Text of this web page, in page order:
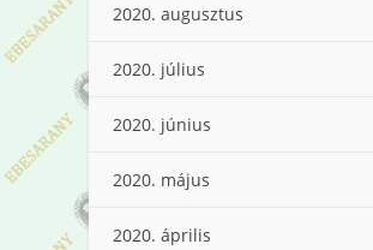
2020. augusztus
2020. július
2020. június
2020. május
2020. április